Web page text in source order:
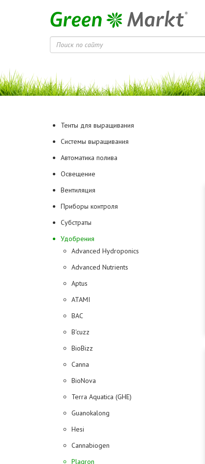
Тенты для выращивания
Системы выращивания
Автоматика полива
Освещение
Вентиляция
Приборы контроля
Субстраты
Удобрения
Advanced Hydroponics
Advanced Nutrients
Aptus
ATAMI
BAC
B'cuzz
BioBizz
Canna
BioNova
Terra Aquatica (GHE)
Guanokalong
Hesi
Cannabiogen
Plagron